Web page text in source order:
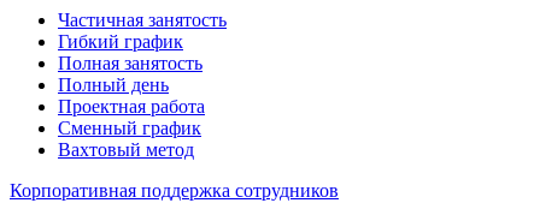
Частичная занятость
Гибкий график
Полная занятость
Полный день
Проектная работа
Сменный график
Вахтовый метод
Корпоративная поддержка сотрудников